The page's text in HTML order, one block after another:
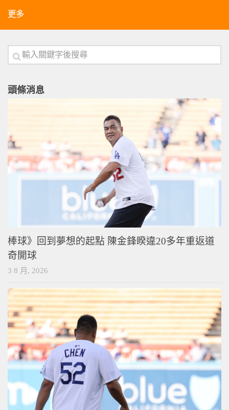
更多
頭條消息
棒球》回到夢想的起點 陳金鋒睽違20多年重返道
奇開球
3 8 月, 2026